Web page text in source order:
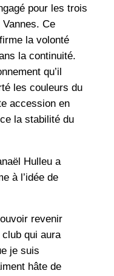
pour les trois
Ce
la volonté
la continuité.
qu’il
les couleurs du
accession en
la stabilité du
Hulleu a
à l’idée de
revenir
qui aura
je suis
hâte de